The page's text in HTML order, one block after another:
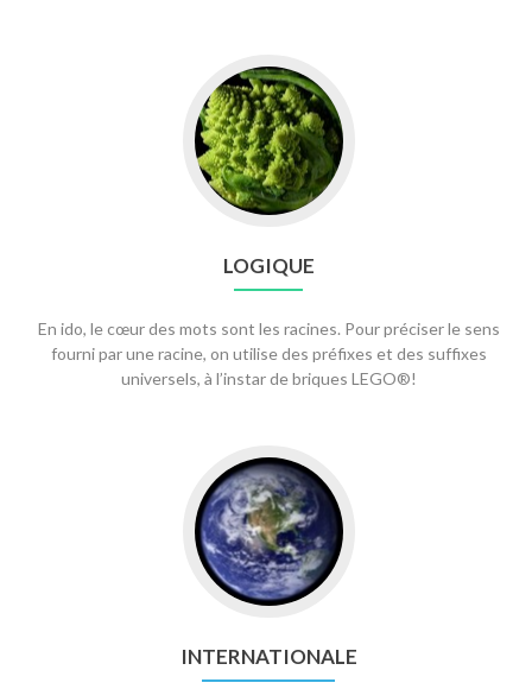
LOGIQUE
En ido, le cœur des mots sont les racines. Pour préciser le sens
fourni par une racine, on utilise des préfixes et des suffixes
universels, à l’instar de briques LEGO®!
INTERNATIONALE